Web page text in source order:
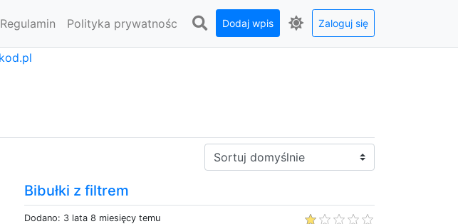
Regulamin Polityka prywatnośc Dodaj wpis Zaloguj się
Sortuj:
Bibułki z filtrem
Dodano: 3 lata 8 miesięcy temu